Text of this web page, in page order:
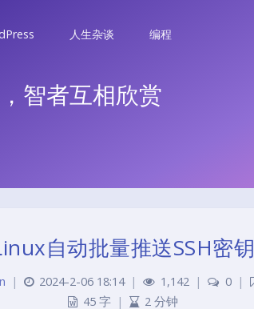
人生杂谈 编程
智者互相欣赏
自动批量推送SSH密钥
| 2024-2-06 18:14 | 1,142 | 0 |
45 字 | 2 分钟